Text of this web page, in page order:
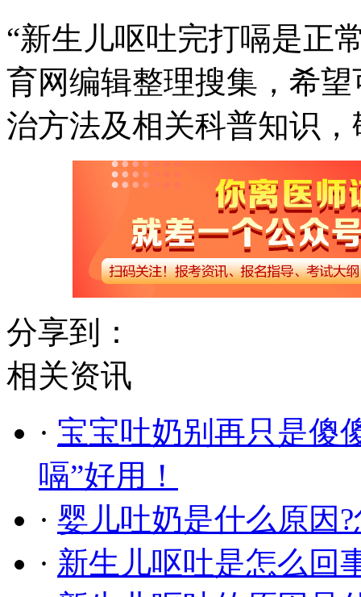
“新生儿呕吐完打嗝是正
育网编辑整理搜集，希
治方法及相关科普知识
分享到：
相关资讯
· 宝宝吐奶别再只是傻
嗝”好用！
· 婴儿吐奶是什么原因
· 新生儿呕吐是怎么回